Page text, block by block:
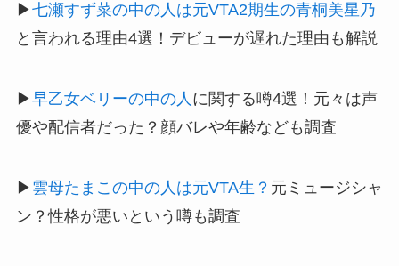
▶︎七瀬すず菜の中の人は元VTA2期生の青桐美星乃
と言われる理由4選！デビューが遅れた理由も解説
▶︎早乙女ベリーの中の人 に関する噂4選！元々は声
優や配信者だった？顔バレや年齢なども調査
▶︎ 雲母たまこの中の人は元VTA生？ 元ミュージシャ
ン？性格が悪いという噂も調査